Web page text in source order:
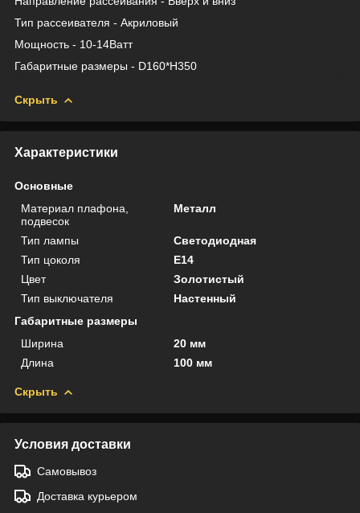
Тип рассеивателя - Акриловый
Мощность - 10-14Ватт
Габаритные размеры - D160*H350
Скрыть
Характеристики
Основные
Материал плафона,
подвесок
Металл
Тип лампы
Светодиодная
Тип цоколя
E14
Цвет
Золотистый
Тип выключателя
Настенный
Габаритные размеры
Ширина
20 мм
Длина
100 мм
Скрыть
Условия доставки
Самовывоз
Доставка курьером